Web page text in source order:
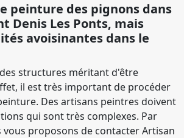
peinture des pignons dans
Denis Les Ponts, mais
avoisinantes dans le
structures méritant d'être
il est très important de procéder
Des artisans peintres doivent
qui sont très complexes. Par
vous proposons de contacter Artisan